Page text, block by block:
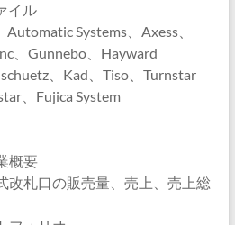
イル
Systems、Axess、
、Gunnebo、Hayward
、Kad、Tiso、Turnstar
、Fujica System
概要
改札口の販売量、売上、売上総